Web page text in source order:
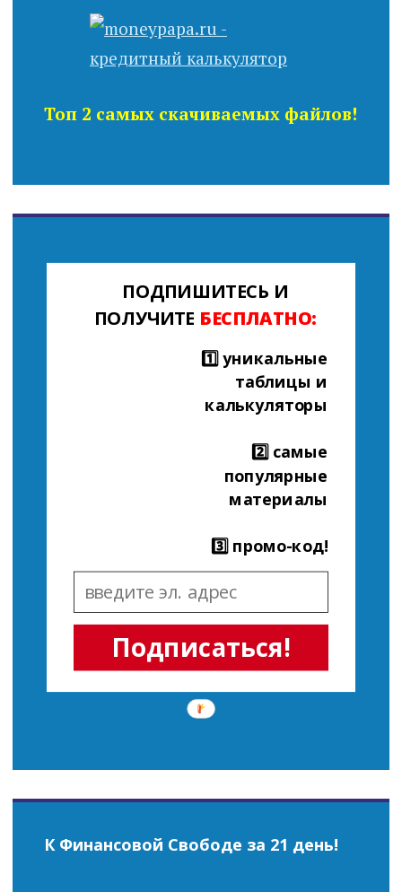
Топ 2 самых скачиваемых файлов!
Подписаться!
ПОДПИШИТЕСЬ И
ПОЛУЧИТЕ БЕСПЛАТНО:
1️⃣ уникальные
таблицы и
калькуляторы
2️⃣ самые
популярные
материалы
3️⃣ промо-код!
К Финансовой Свободе за 21 день!